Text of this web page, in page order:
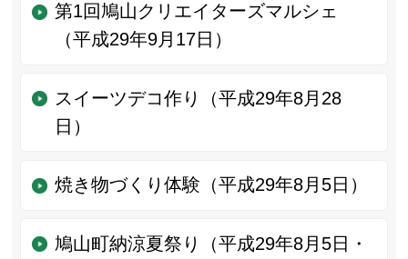
第1回鳩山クリエイターズマルシェ
（平成29年9月17日）
スイーツデコ作り（平成29年8月28
日）
焼き物づくり体験（平成29年8月5日）
鳩山町納涼夏祭り（平成29年8月5日・